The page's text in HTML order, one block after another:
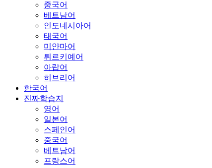
중국어
베트남어
인도네시아어
태국어
미얀마어
튀르키예어
아랍어
히브리어
한국어
진짜학습지
영어
일본어
스페인어
중국어
베트남어
프랑스어